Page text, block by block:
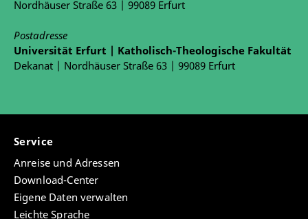
Nordhäuser Straße 63 | 99089 Erfurt
Postadresse
Universität Erfurt | Katholisch-Theologische Fakultät
Dekanat | Nordhäuser Straße 63 | 99089 Erfurt
Service
Anreise und Adressen
Download-Center
Eigene Daten verwalten
Leichte Sprache